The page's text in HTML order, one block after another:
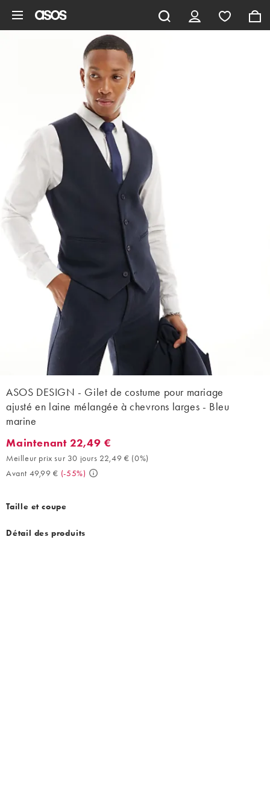
ASOS DESIGN - Gilet de costume pour mariage
ajusté en laine mélangée à chevrons larges - Bleu
marine
Maintenant 22,49 €. Meilleur prix sur 30 jours 22,49 € (0%).
Maintenant 22,49 €
Meilleur prix sur 30 jours 22,49 € (0%)
Avant 49,99 € (-55%)
Taille et coupe
Détail des produits